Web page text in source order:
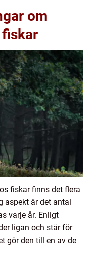
om
fiskar finns det flera
aspekt är det antal
varje år. Enligt
ligan och står för
gör den till en av de